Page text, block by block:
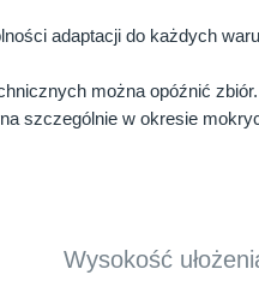
adaptacji do każdych
można opóźnić zbiór.
szczególnie w okresie
Wysokość